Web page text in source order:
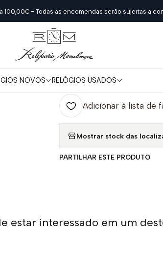
NOVOS RELÓGIOS USADOS
- Todas as encomendas serão sujeitas a
Relógios Novos Pequignet Trocadero
|
Trocadero
Quantidade
Adicionar à lista de
Mostrar stock das
PARTILHAR ESTE PRODUTO
estar interessado em um